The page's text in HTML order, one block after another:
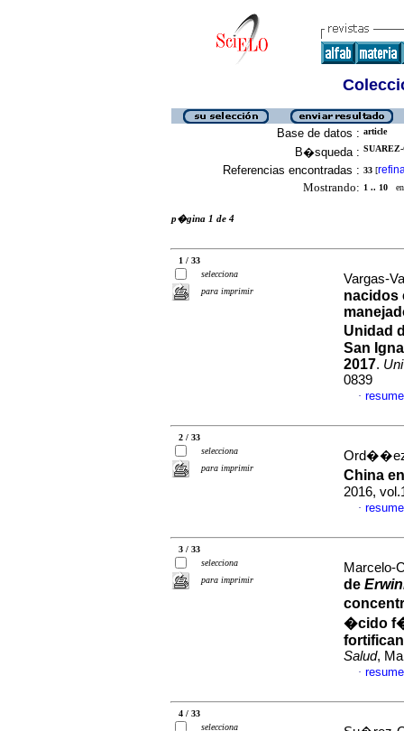
Base de datos : article
B�squeda :
Referencias encontradas : 33 [
Mostrando: 1 .. 10 en
p�gina 1 de 4
1 / 33
selecciona
para imprimir
Vargas-
nacidos
Unidad
San
2017.
0839
·
2 / 33
selecciona
para imprimir
Ord��ez
China
2016,
·
3 / 33
selecciona
para imprimir
Marcelo-
de
�cido
Salud,
·
4 / 33
selecciona